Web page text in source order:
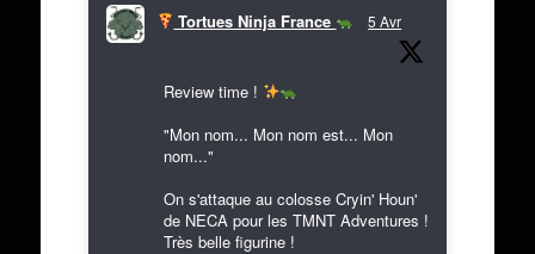
Tortues Ninja France 5 Avr
Review time !
"Mon nom... Mon nom est... Mon
nom..."
On s'attaque au colosse Cryin' Houn'
de NECA pour les TMNT Adventures !
Très belle figurine !